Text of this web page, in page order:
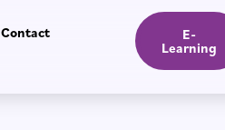
Contact E-
Learning